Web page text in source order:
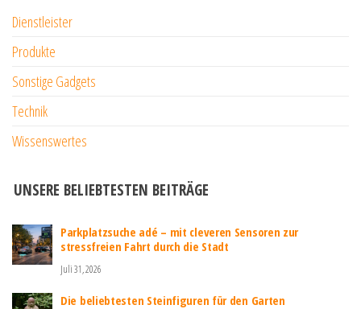
Dienstleister
Produkte
Sonstige Gadgets
Technik
Wissenswertes
UNSERE BELIEBTESTEN BEITRÄGE
Parkplatzsuche adé – mit cleveren Sensoren zur
stressfreien Fahrt durch die Stadt
Juli 31, 2026
Die beliebtesten Steinfiguren für den Garten